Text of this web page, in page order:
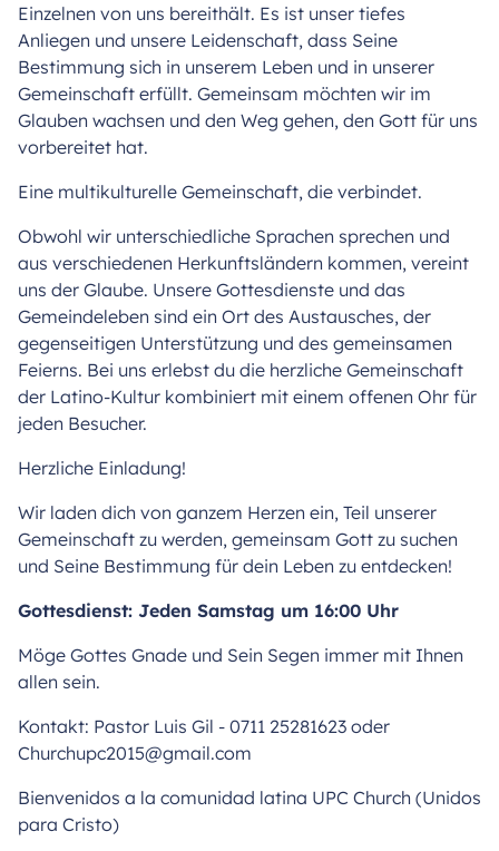
Einzelnen von uns bereithält. Es ist unser tiefes
Anliegen und unsere Leidenschaft, dass Seine
Bestimmung sich in unserem Leben und in unserer
Gemeinschaft erfüllt. Gemeinsam möchten wir im
Glauben wachsen und den Weg gehen, den Gott für uns
vorbereitet hat.
Eine multikulturelle Gemeinschaft, die verbindet.
Obwohl wir unterschiedliche Sprachen sprechen und
aus verschiedenen Herkunftsländern kommen, vereint
uns der Glaube. Unsere Gottesdienste und das
Gemeindeleben sind ein Ort des Austausches, der
gegenseitigen Unterstützung und des gemeinsamen
Feierns. Bei uns erlebst du die herzliche Gemeinschaft
der Latino-Kultur kombiniert mit einem offenen Ohr für
jeden Besucher.
Herzliche Einladung!
Wir laden dich von ganzem Herzen ein, Teil unserer
Gemeinschaft zu werden, gemeinsam Gott zu suchen
und Seine Bestimmung für dein Leben zu entdecken!
Gottesdienst: Jeden Samstag um 16:00 Uhr
Möge Gottes Gnade und Sein Segen immer mit Ihnen
allen sein.
Kontakt: Pastor Luis Gil - 0711 25281623 oder
Churchupc2015@gmail.com
Bienvenidos a la comunidad latina UPC Church (Unidos
para Cristo)